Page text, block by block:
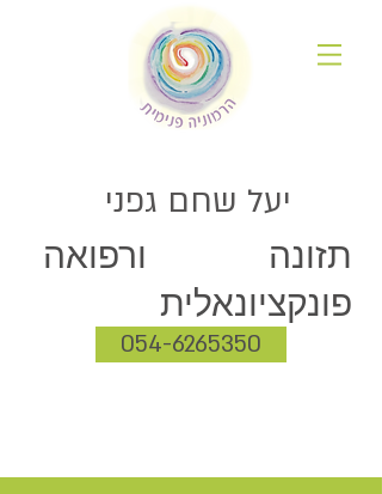
יעל שחם גפני
תזונה ורפואה
פונקציונאלית
054-6265350